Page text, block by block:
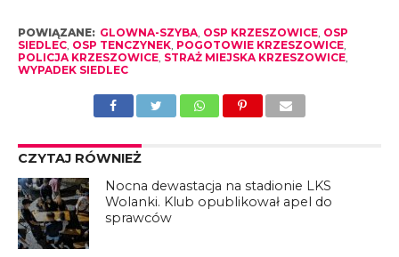
POWIĄZANE: GLOWNA-SZYBA, OSP KRZESZOWICE, OSP
SIEDLEC, OSP TENCZYNEK, POGOTOWIE KRZESZOWICE,
POLICJA KRZESZOWICE, STRAŻ MIEJSKA KRZESZOWICE,
WYPADEK SIEDLEC
CZYTAJ RÓWNIEŻ
Nocna dewastacja na stadionie LKS
Wolanki. Klub opublikował apel do
sprawców